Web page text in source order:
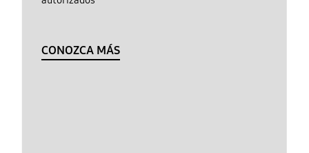
CONOZCA MÁS